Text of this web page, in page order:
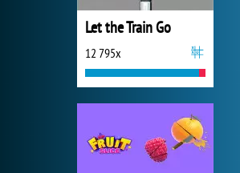
Let the Train Go
12 795x